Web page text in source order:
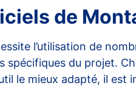
de
l’utilisation de
du projet.
le mieux adapté, il